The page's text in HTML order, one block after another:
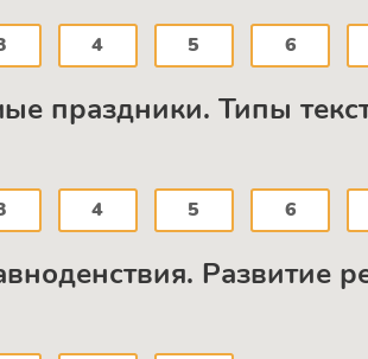
4 5 6
праздники. Типы
4 5 6
Развитие